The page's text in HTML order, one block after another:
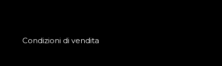
Condizioni di vendita